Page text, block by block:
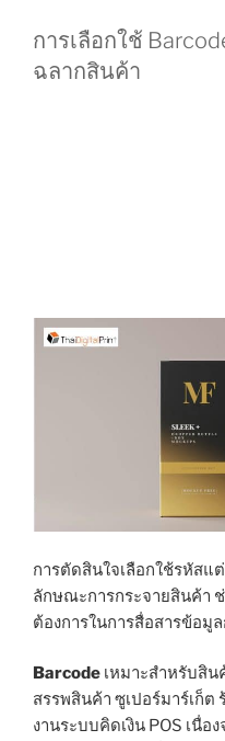
การเลือกใช้
ฉลากสินค้า
การตัดสินใจเลือกใช้รหัสแ
ลักษณะการกระจายสินค้า
ต้องการในการสื่อสารข้อมู
Barcode เหมาะสำหรับสิ
สรรพสินค้า ซูเปอร์มาร์เก็
งานระบบคิดเงิน POS เนื่อ